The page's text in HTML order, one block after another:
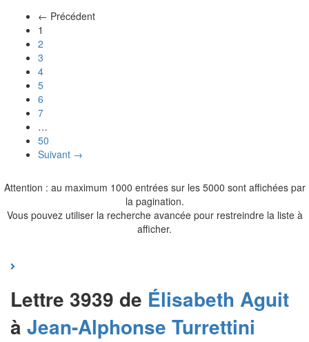
← Précédent
1
2
3
4
5
6
7
…
50
Suivant →
Attention : au maximum 1000 entrées sur les 5000 sont affichées par
la pagination.
Vous pouvez utiliser la recherche avancée pour restreindre la liste à
afficher.
Lettre 3939 de Élisabeth Aguit
à Jean-Alphonse Turrettini